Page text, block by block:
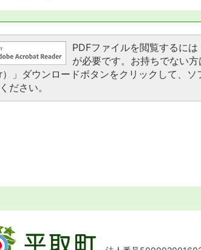
PDFファイルを閲覧するに
が必要です。お持ちでない
）」ダウンロードボタンをクリックして、
ださい。